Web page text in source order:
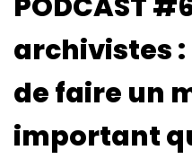
archivistes :
de faire un
important